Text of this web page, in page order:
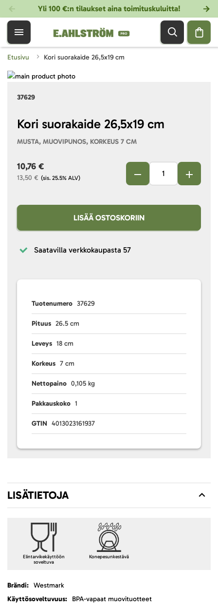
Yli 100 €:n tilaukset aina toimituskuluitta!
Etusivu Kori suorakaide 26,5x19 cm
37629
Kori suorakaide 26,5x19 cm
MUSTA, MUOVIPUNOS, KORKEUS 7 CM
(sis. 25.5% ALV)
13,50 €
10,76 €
LISÄÄ OSTOSKORIIN
Saatavilla verkkokaupasta 57
Tuotenumero 37629
Pituus 26.5 cm
Leveys 18 cm
Korkeus 7 cm
Nettopaino 0,105 kg
Pakkauskoko 1
GTIN 4013023161937
Skip
images
beginning
gallery
LISÄTIETOJA
Elintarvikekäyttöön
soveltuva
Konepesunkestävä
LisätietojaWestmark
BPA-vapaat muovituotteet